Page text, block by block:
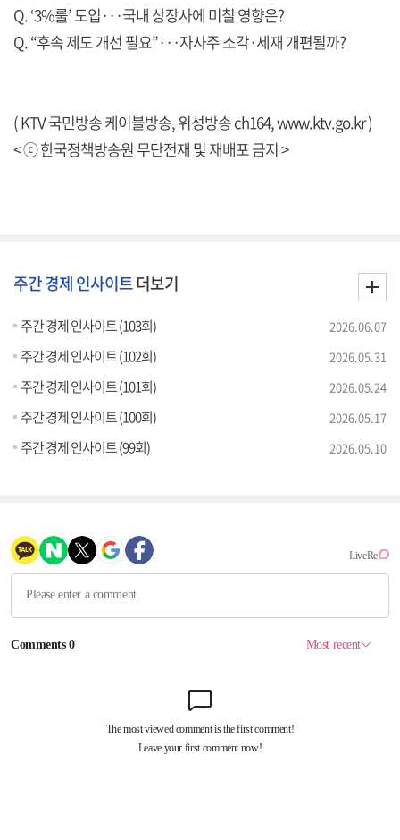
Q. ‘3%룰’ 도입···국내 상장사에 미칠 영향은?
Q. “후속 제도 개선 필요”···자사주 소각·세재 개편될까?
( KTV 국민방송 케이블방송, 위성방송 ch164,www.ktv.go.kr)
< ⓒ 한국정책방송원 무단전재 및 재배포 금지 >
주간 경제 인사이트더보기
주간 경제 인사이트 (103회) 2026.06.07
주간 경제 인사이트 (102회) 2026.05.31
주간 경제 인사이트 (101회) 2026.05.24
주간 경제 인사이트 (100회) 2026.05.17
주간 경제 인사이트 (99회) 2026.05.10